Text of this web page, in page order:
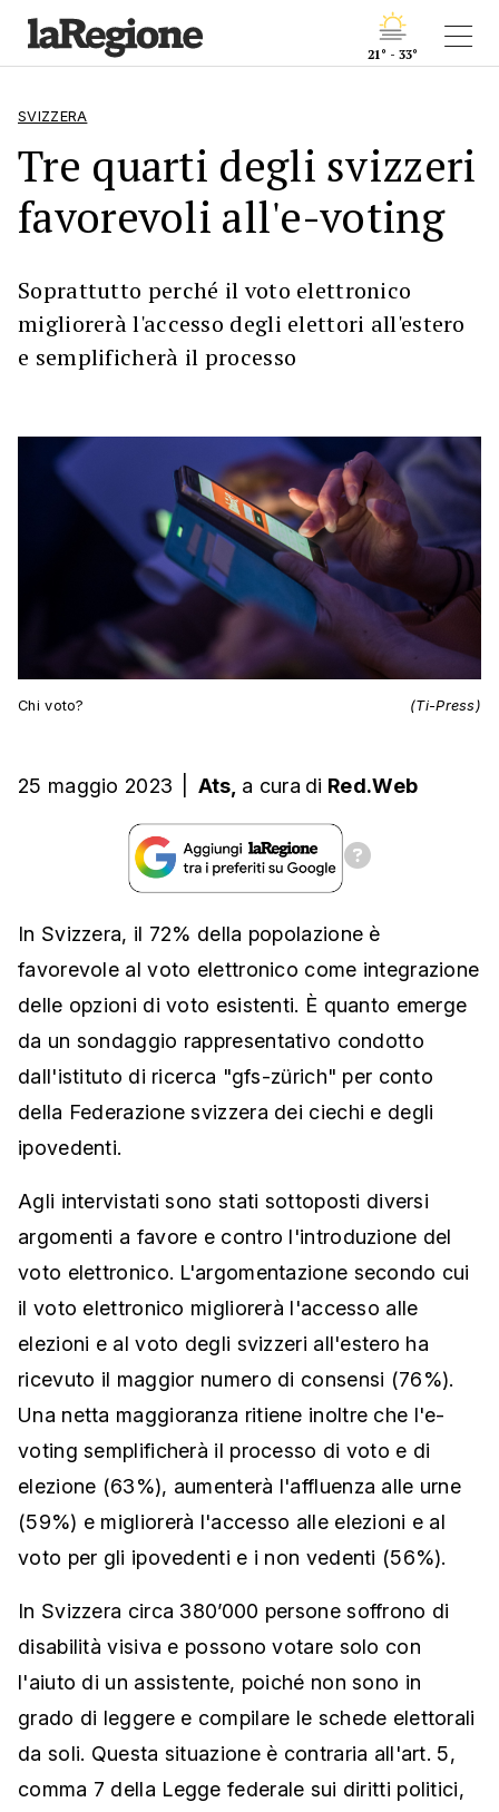
21° - 33°
SVIZZERA
Tre quarti degli svizzeri
favorevoli all'e-voting
Soprattutto perché il voto elettronico
migliorerà l'accesso degli elettori all'estero
e semplificherà il processo
Chi voto? (Ti-Press)
25 maggio 2023 Ats, a cura di Red.Web
In Svizzera, il 72% della popolazione è
favorevole al voto elettronico come integrazione
delle opzioni di voto esistenti. È quanto emerge
da un sondaggio rappresentativo condotto
dall'istituto di ricerca "gfs-zürich" per conto
della Federazione svizzera dei ciechi e degli
ipovedenti.
Agli intervistati sono stati sottoposti diversi
argomenti a favore e contro l'introduzione del
voto elettronico. L'argomentazione secondo cui
il voto elettronico migliorerà l'accesso alle
elezioni e al voto degli svizzeri all'estero ha
ricevuto il maggior numero di consensi (76%).
Una netta maggioranza ritiene inoltre che l'e-
voting semplificherà il processo di voto e di
elezione (63%), aumenterà l'affluenza alle urne
(59%) e migliorerà l'accesso alle elezioni e al
voto per gli ipovedenti e i non vedenti (56%).
In Svizzera circa 380’000 persone soffrono di
disabilità visiva e possono votare solo con
l'aiuto di un assistente, poiché non sono in
grado di leggere e compilare le schede elettorali
da soli. Questa situazione è contraria all'art. 5,
comma 7 della Legge federale sui diritti politici,